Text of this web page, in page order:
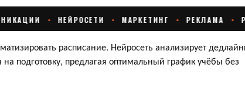
расписание. Нейросеть анализирует
подготовку, предлагая оптимальный график учёбы без